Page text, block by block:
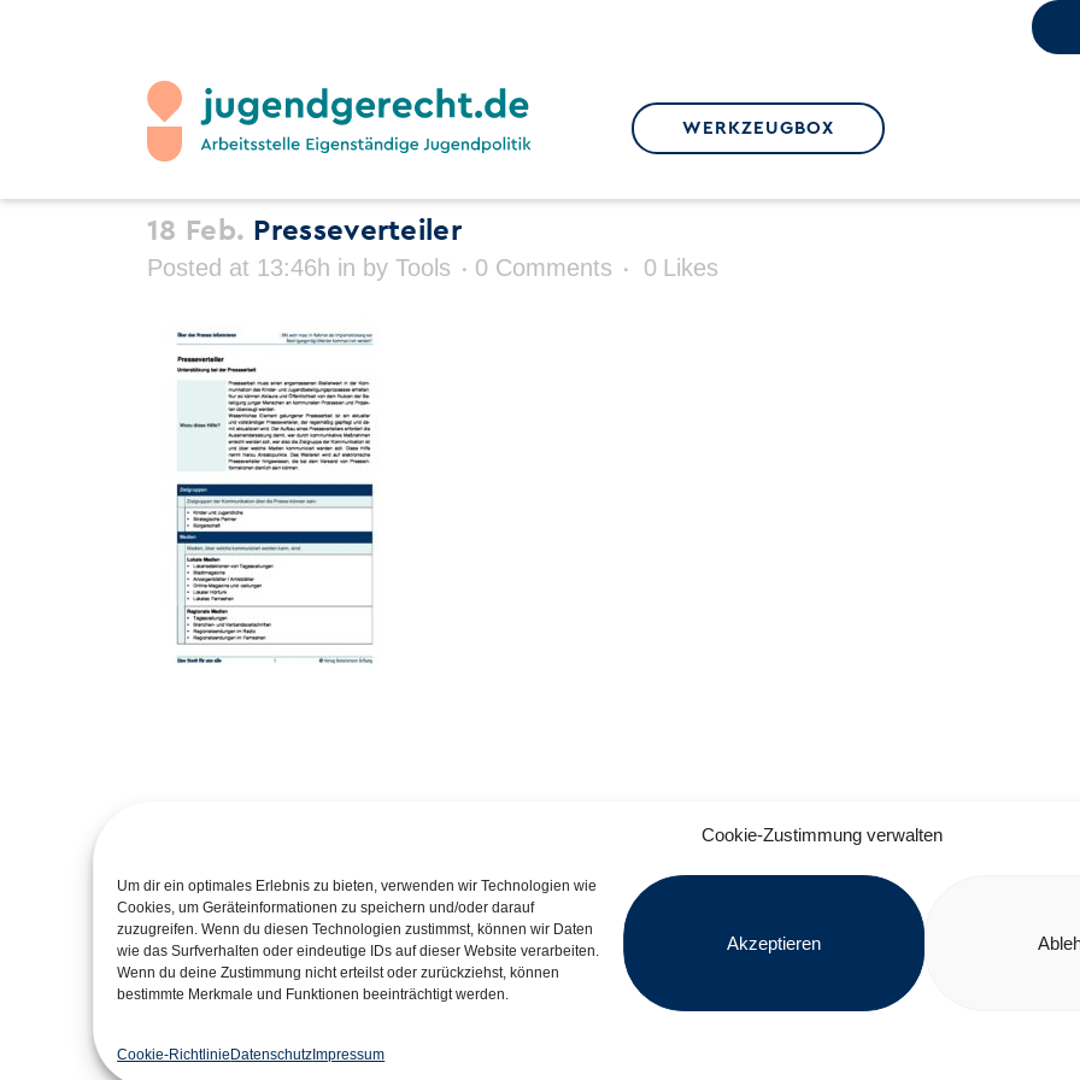
Cookie-Zustimmung verwalten
Um dir ein optimales Erlebnis zu bieten, verwenden wir Technologien wie
Cookies, um Geräteinformationen zu speichern und/oder darauf
zuzugreifen. Wenn du diesen Technologien zustimmst, können wir Daten
wie das Surfverhalten oder eindeutige IDs auf dieser Website verarbeiten.
Wenn du deine Zustimmung nicht erteilst oder zurückziehst, können
bestimmte Merkmale und Funktionen beeinträchtigt werden.
Akzeptieren
Cookie-Richtlinie Datenschutz Impressum
WERKZEUGBOX
18 Feb. Presseverteiler
Posted at 13:46h in by Tools 0 Comments 0 Likes
Ein Projekt der Gefördert vom Im Rahmen der